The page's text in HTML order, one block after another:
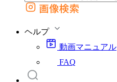
外部サイトの商品をカートに追加
画像検索
ヘルプ
動画マニュアル
FAQ